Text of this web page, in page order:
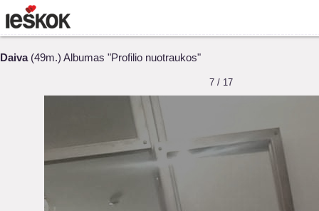
Daiva(49m.) Albumas "Profilio nuotraukos"
7 / 17